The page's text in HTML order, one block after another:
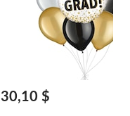
30,10 $